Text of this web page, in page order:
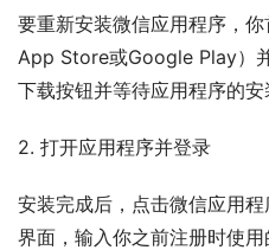
要重新安装微信应用程序，
App Store或Google Play）
下载按钮并等待应用程序的安
2. 打开应用程序并登录
安装完成后，点击微信应用
界面，输入你之前注册时使